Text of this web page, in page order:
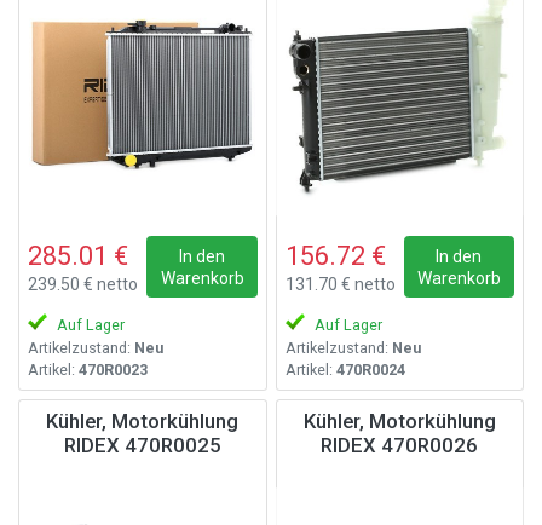
285.01 €
239.50 € netto
In den
Warenkorb
Auf Lager
Artikelzustand: Neu
Artikel: 470R0023
156.72 €
131.70 € netto
In den
Warenkorb
Auf Lager
Artikelzustand: Neu
Artikel: 470R0024
Kühler, Motorkühlung
RIDEX 470R0025
Kühler, Motorkühlung
RIDEX 470R0026